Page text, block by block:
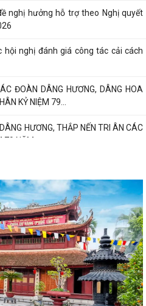
nghị hưởng hỗ trợ theo Nghị quyết
hội nghị đánh giá công tác cải cách
ĐOÀN DÂNG HƯƠNG, DÂNG HOA
KỶ NIỆM 79...
HƯƠNG, THẮP NẾN TRI ÂN CÁC
NĂM...
ĐIỀU LỆ ĐẢNG
Lưu Kiếm triển khai “Kỳ họp số”
Kế hoạch Triển khai các hoạt động
Về việc niêm yết công khai kết quả